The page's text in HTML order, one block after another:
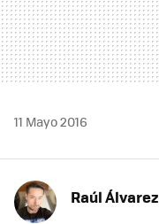
11 Mayo 2016
Raúl Álvarez